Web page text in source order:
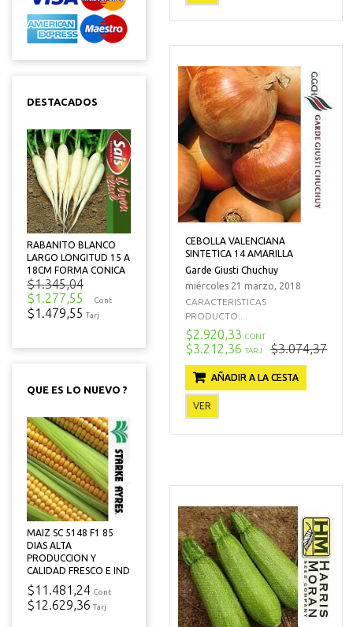
DESTACADOS
RABANITO BLANCO
LARGO LONGITUD 15 A
18CM FORMA CONICA
$1.345,04
$1.277,55
Cont
$1.479,55 Tarj
QUE ES LO NUEVO ?
MAIZ SC 5148 F1 85
DIAS ALTA
PRODUCCION Y
CALIDAD FRESCO E IND
$11.481,24 Cont
$12.629,36 Tarj
CEBOLLA VALENCIANA
SINTETICA 14 AMARILLA
Garde Giusti Chuchuy
miércoles 21 marzo, 2018
CARACTERISTICAS
PRODUCTO:...
$2.920,33 CONT
$3.212,36 TARJ $3.074,37
AÑADIR A LA CESTA
VER